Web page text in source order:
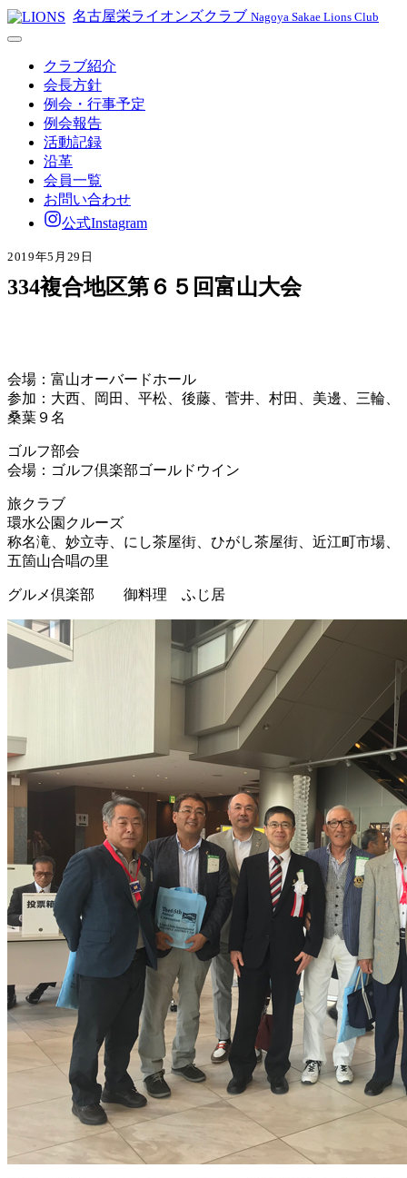
名古屋栄ライオンズクラブ Nagoya Sakae Lions Club
クラブ紹介
会長方針
例会・行事予定
例会報告
活動記録
沿革
会員一覧
お問い合わせ
公式Instagram
2019年5月29日
334複合地区第６５回富山大会
会場：富山オーバードホール
参加：大西、岡田、平松、後藤、菅井、村田、美邊、三輪、
桑葉９名
ゴルフ部会
会場：ゴルフ倶楽部ゴールドウイン
旅クラブ
環水公園クルーズ
称名滝、妙立寺、にし茶屋街、ひがし茶屋街、近江町市場、
五箇山合唱の里
グルメ倶楽部 御料理 ふじ居